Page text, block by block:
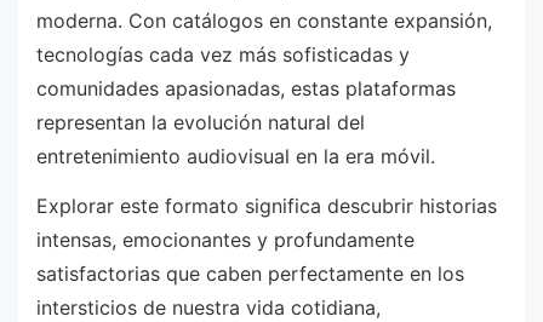
moderna. Con catálogos en constante expansión,
tecnologías cada vez más sofisticadas y
comunidades apasionadas, estas plataformas
representan la evolución natural del
entretenimiento audiovisual en la era móvil.
Explorar este formato significa descubrir historias
intensas, emocionantes y profundamente
satisfactorias que caben perfectamente en los
intersticios de nuestra vida cotidiana,